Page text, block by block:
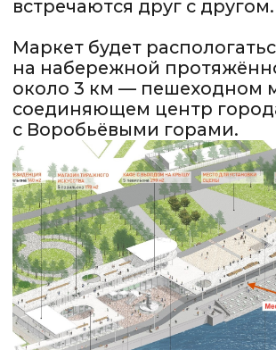
Исторически Парк Горького
постоянно наполнен людьми. Здесь
гуляют, занимаются спортом,
встречаются с друзьями и проводят
летние выходные.
Это пространство, где дизайнерские
бренды органично становятся частью
городской жизни и привлекают
внимание широкой аудитории.
Помимо покупок, на Бюро Маркет
посетителей будут ждать творческие
мастер-классы, спортивные
мероприятия, благотворительные
проекты, фотозоны и специальные
пространства от партнеров маркета. А
так же театральное представление и
красочная музыкальная вечеринка-
карнавал!